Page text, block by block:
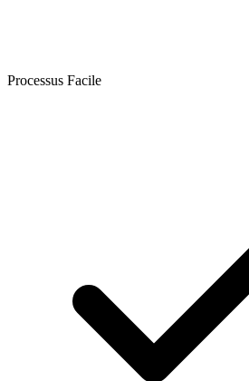
Processus Facile